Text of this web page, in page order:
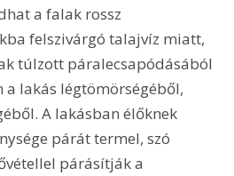
felszivárgó talajvíz miatt,
túlzott páralecsapódásából
a lakás légtömörségéből,
A lakásban élőknek
párát termel, szó
párásítják a